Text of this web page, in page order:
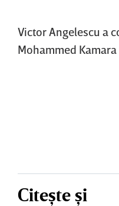
Victor Angelescu a
Mohammed Kamara
Citește și